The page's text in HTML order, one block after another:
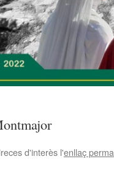
d'interès l'enllaç